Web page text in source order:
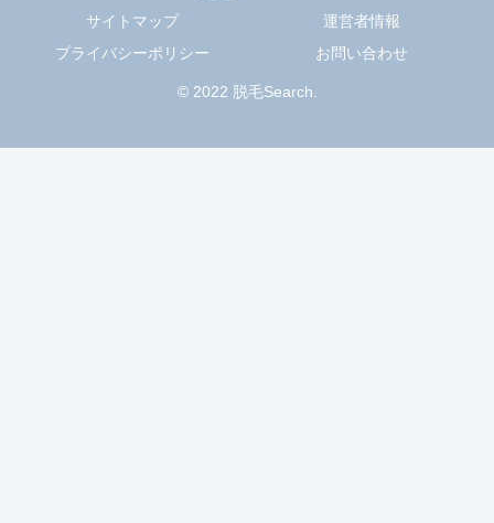
サイトマップ
運営者情報
プライバシーポリシー
お問い合わせ
© 2022 脱毛Search.